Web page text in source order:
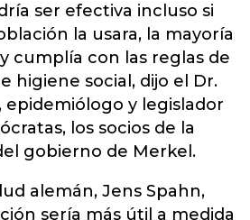
ser efectiva incluso si
la usara, la mayoría
cumplía con las reglas de
higiene social, dijo el Dr.
epidemiólogo y legislador
los socios de la
gobierno de Merkel.
alemán, Jens Spahn,
sería más útil a medida